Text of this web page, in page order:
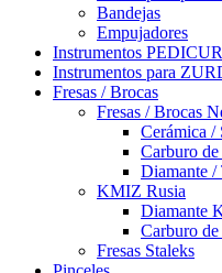
Bandejas
Empujadores
Instrumentos
Instrumentos para
Fresas / Brocas
Fresas / Brocas
Cerámica /
Carburo
Diamante /
KMIZ Rusia
Diamante
Carburo
Fresas Staleks